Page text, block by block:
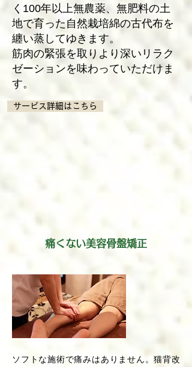
く100年以上無農薬、無肥料の土
地で育った自然栽培綿の古代布を
纏い蒸してゆきます。
筋肉の緊張を取りより深いリラク
ゼーションを味わっていただけま
す。
サービス詳細はこちら
痛くない美容骨盤矯正
ソフトな施術で痛みはありません。猫背改